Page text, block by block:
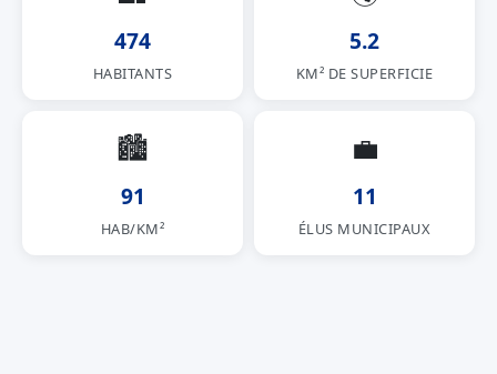
474
HABITANTS
5.2
KM² DE SUPERFICIE
🏙
91
HAB/KM²
💼
11
ÉLUS MUNICIPAUX